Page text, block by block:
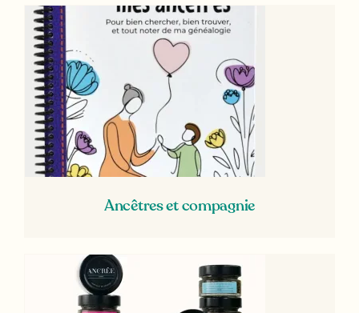
Ancêtres et compagnie